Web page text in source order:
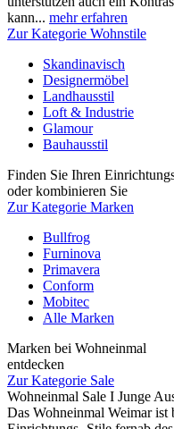
kann... mehr erfahren
Zur Kategorie Wohnstile
Skandinavisch
Designermöbel
Landhausstil
Loft & Industrie
Glamour
Bauhausstil
Finden Sie Ihren
oder kombinieren Sie
Zur Kategorie Marken
Bullfrog
Furninova
Primavera
Conform
Mobitec
Alle Marken
Marken bei Wohneinmal
entdecken
Zur Kategorie Sale
Wohneinmal Sale I Junge
Das Wohneinmal Weimar